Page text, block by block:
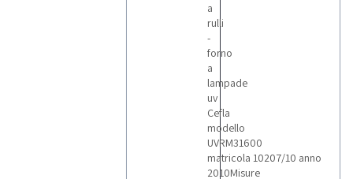
a
rulli
-
forno
a
lampade
uv
Cefla
modello
UVRM31600
matricola 10207/10 anno
2010Misure